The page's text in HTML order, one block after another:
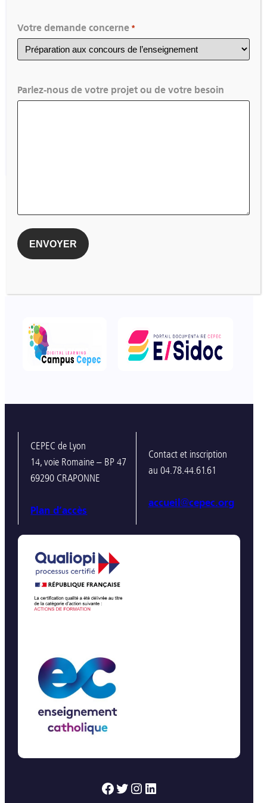
opérationnel (Adjoint Direction)
Pour ne rien rater,
inscrivez-vous à la newsletter
CEPEC de Lyon
14, voie Romaine – BP 47
69290 CRAPONNE
Plan d’accès
Contact et inscription
au 04.78.44.61.61
accueil@cepec.org
Votre demande concerne *
Parlez-nous de votre projet ou de votre besoin
inscriptions ouvertes ici